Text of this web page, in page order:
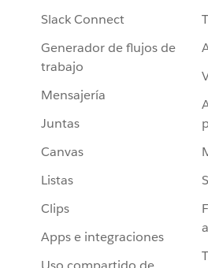
Slack Connect
Generador de flujos de
trabajo
Mensajería
Juntas
Canvas
Listas
Clips
Apps e integraciones